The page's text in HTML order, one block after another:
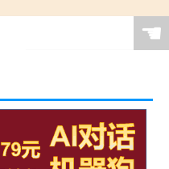
☚